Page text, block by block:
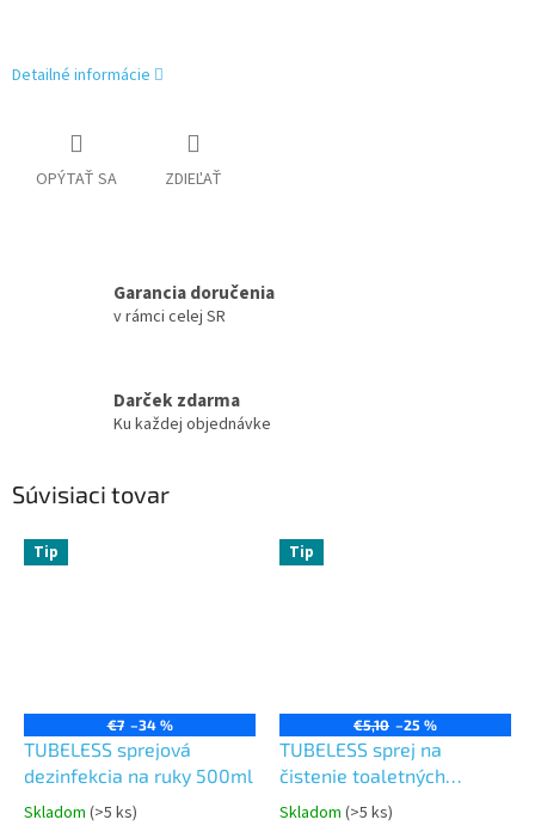
Detailné informácie
OPÝTAŤ SA ZDIEĽAŤ
Garancia doručenia
v rámci celej SR
Darček zdarma
Ku každej objednávke
Súvisiaci tovar
Tip
€7 –34 %
TUBELESS sprejová
dezinfekcia na ruky 500ml
Priemerné
Skladom (>5 ks)
Tip
€5,10 –25 %
TUBELESS sprej na
čistenie toaletných
sedadiel
Priemerné
Skladom (>5 ks)